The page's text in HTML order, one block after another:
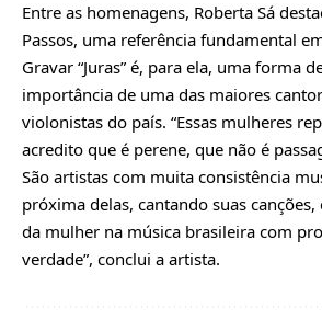
Entre as homenagens, Roberta Sá
Passos, uma referência fundamental
Gravar “Juras” é, para ela, uma forma
importância de uma das maiores
violonistas do país. “Essas mulheres
acredito que é perene, que não é
São artistas com muita consistência
próxima delas, cantando suas
da mulher na música brasileira com
verdade”, conclui a artista.